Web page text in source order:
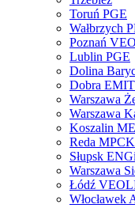
Toruń PGE
Wałbrzych
Poznań
Lublin PGE
Dolina
Dobra
Warszawa
Warszawa
Koszalin
Reda
Słupsk
Warszawa
Łódź
Włocławek